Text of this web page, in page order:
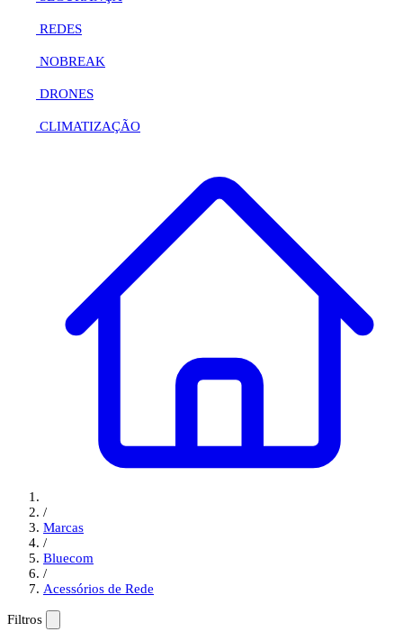
REDES
NOBREAK
DRONES
CLIMATIZAÇÃO
/
Marcas
/
Bluecom
/
Acessórios de Rede
Filtros